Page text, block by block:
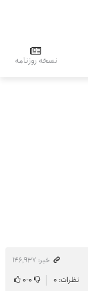
نسخه روزنامه
خبر: ۱۴۶٬۹۳۷
نظرات: ۰ ۰-۰